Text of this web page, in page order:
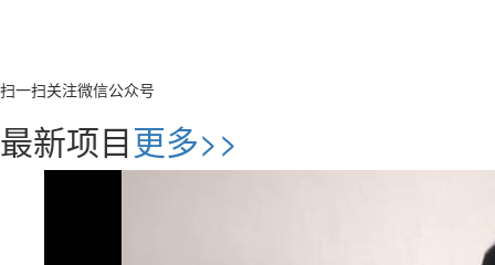
扫一扫关注微信公众号
最新项目更多>>